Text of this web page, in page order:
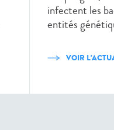
infectent les
entités
VOIR